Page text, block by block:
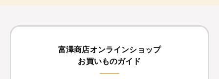
富澤商店オンラインショップ
お買いものガイド